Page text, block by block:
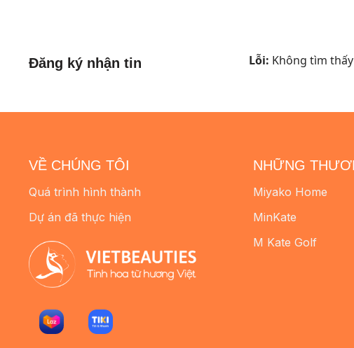
Đăng ký nhận tin Lỗi: Không tìm
VỀ CHÚNG TÔI
Quá trình hình thành
Dự án đã thực hiện
NHỮNG
Miyako Home
MinKate
M Kate Golf